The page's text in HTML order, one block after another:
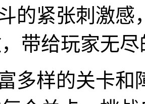
的紧张刺激
带给玩家无
多样的关卡